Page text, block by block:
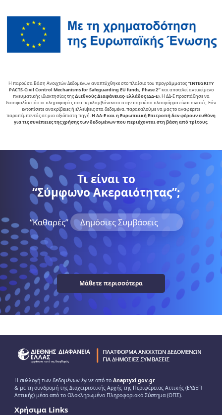
Η παρούσα Βάση Ανοιχτών Δεδομένων αναπτύχθηκε στο πλαίσιο του προγράμματος“INTEGRITY
PACTS-Civil Control Mechanisms for Safeguarding EU funds, Phase 2″και αποτελεί αντικείµενο
πνευµατικής ιδιοκτησίας της∆ιεθνούς ∆ιαφάνειας- Ελλάδος (ΔΔ-Ε). Η ΔΔ-Ε προσπάθησε να
διασφαλίσει ότι οι πληροφορίες που περιλαμβάνονται στην παρούσα πλατφόρμα είναι σωστές. Εάν
εντοπίσετε ανακρίβειες ή ελλείψεις στα δεδομένα, παρακαλούμε να μας το αναφέρετε
παραπέμποντάς σε μια αξιόπιστη πηγή.Η ΔΔ-Ε και η Ευρωπαϊκή Επιτροπή δεν φέρουν ευθύνη
για τις συνέπειες της χρήσης των δεδομένων που περιέχονται στη βάση από τρίτους.
Τι είναι το
“Σύμφωνο Ακεραιότητας”;
“Kαθαρές” Δημόσιες Συμβάσεις
Μάθετε περισσότερα
Η συλλογή των δεδομένων έγινε από το Anaptyxi.gov.gr
& με τη συνδρομή της Διαχειριστικής Αρχής της Περιφέρειας Αττικής (ΕΥΔΕΠ
Αττικής) μέσα από το Ολοκληρωμένο Πληροφοριακό Σύστημα (ΟΠΣ).
Χρήσιμα Links